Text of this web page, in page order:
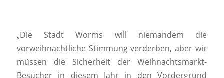
„Die Stadt Worms will niemandem die
vorweihnachtliche Stimmung verderben, aber wir
müssen die Sicherheit der Weihnachtsmarkt-
Besucher in diesem Jahr in den Vordergrund